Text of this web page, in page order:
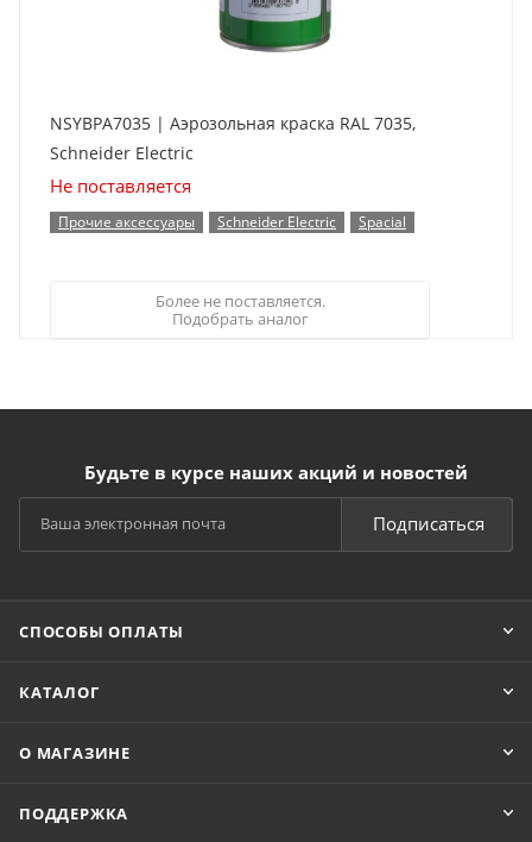
NSYBPA7035 | Аэрозольная краска RAL 7035,
Schneider Electric
Не поставляется
Прочие аксессуары Schneider Electric Spacial
Более не поставляется.
Подобрать аналог
Будьте в курсе наших акций и новостей
Подписаться
СПОСОБЫ ОПЛАТЫ
КАТАЛОГ
О МАГАЗИНЕ
ПОДДЕРЖКА